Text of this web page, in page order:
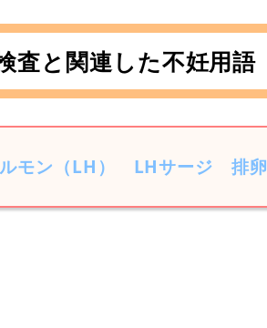
査と関連した不妊用語
モン（LH） LHサージ 排卵